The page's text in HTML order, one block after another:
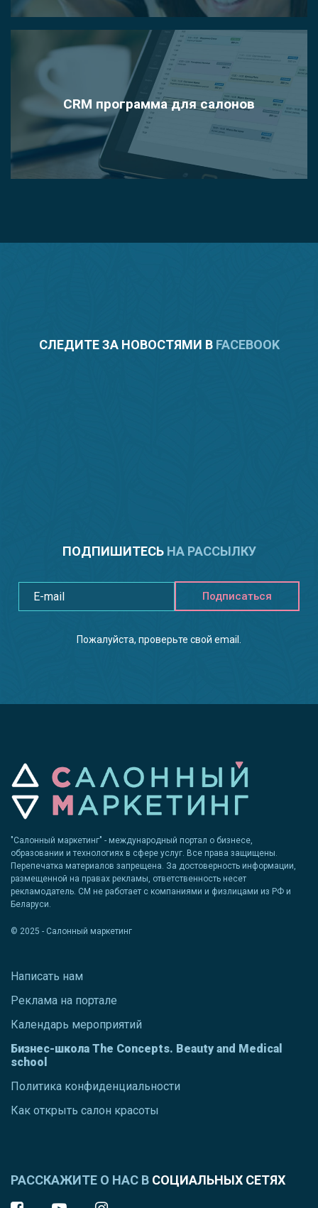
CRM программа для салонов
СЛЕДИТЕ ЗА НОВОСТЯМИ В FACEBOOK
ПОДПИШИТЕСЬ НА РАССЫЛКУ
Подписаться
Пожалуйста, проверьте свой email.
"Салонный маркетинг" - международный портал о бизнесе,
образовании и технологиях в сфере услуг. Все права защищены.
Перепечатка материалов запрещена. За достоверность информации,
размещенной на правах рекламы, ответственность несет
рекламодатель. СМ не работает с компаниями и физлицами из РФ и
Беларуси.
© 2025 - Салонный маркетинг
Написать нам
Реклама на портале
Календарь мероприятий
Бизнес-школа The Concepts. Beauty and Medical
school
Политика конфиденциальности
Как открыть салон красоты
РАССКАЖИТЕ О НАС В СОЦИАЛЬНЫХ СЕТЯХ